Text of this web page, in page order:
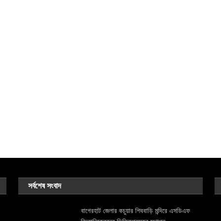
সর্বশেষ সংবাদ
বাগেরহাট জেলার কচুয়ার শিববাড়ি মন্দিরে এসডিএফ